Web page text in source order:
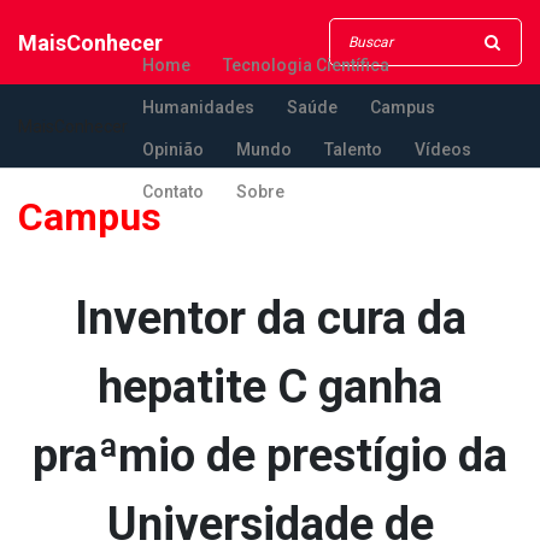
MaisConhecer
Home Tecnologia Científica
Humanidades Saúde Campus
Opinião Mundo Talento Vídeos
Contato Sobre
Campus
Inventor da cura da
hepatite C ganha
praªmio de prestígio da
Universidade de